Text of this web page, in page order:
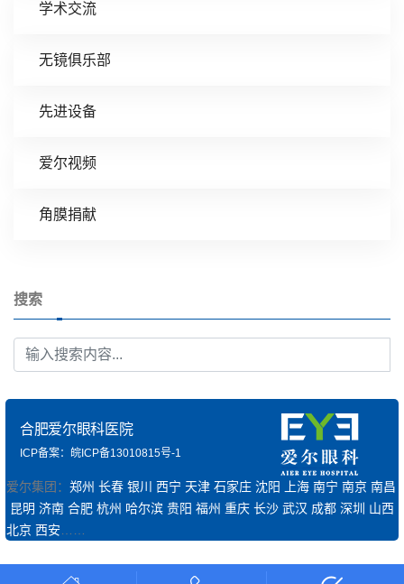
学术交流
无镜俱乐部
先进设备
爱尔视频
角膜捐献
搜索
合肥爱尔眼科医院
ICP备案：皖ICP备13010815号-1
爱尔集团： 郑州 长春 银川 西宁 天津 石家庄 沈阳 上海 南宁 南京 南昌
昆明 济南 合肥 杭州 哈尔滨 贵阳 福州 重庆 长沙 武汉 成都 深圳 山西
北京 西安